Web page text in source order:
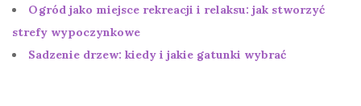
Ogród jako miejsce rekreacji i relaksu: jak stworzyć
strefy wypoczynkowe
Sadzenie drzew: kiedy i jakie gatunki wybrać